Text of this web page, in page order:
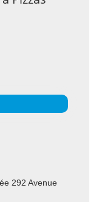
292 Avenue